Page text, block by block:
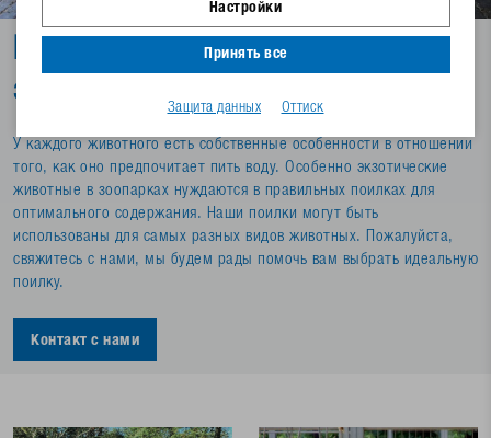
Поилки для животных
зоопарков
У каждого животного есть собственные особенности в отношении
того, как оно предпочитает пить воду. Особенно экзотические
животные в зоопарках нуждаются в правильных поилках для
оптимального содержания. Наши поилки могут быть
использованы для самых разных видов животных. Пожалуйста,
свяжитесь с нами, мы будем рады помочь вам выбрать идеальную
поилку.
Контакт с нами
Настройки
Принять все
Защита данных Оттиск